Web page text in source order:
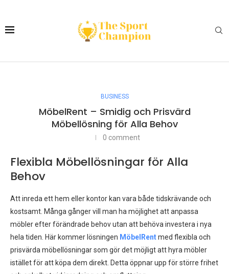
BUSINESS
MöbelRent – Smidig och Prisvärd
Möbellösning för Alla Behov
0 comment
Flexibla Möbellösningar för Alla
Behov
Att inreda ett hem eller kontor kan vara både tidskrävande och
kostsamt. Många gånger vill man ha möjlighet att anpassa
möbler efter förändrade behov utan att behöva investera i nya
hela tiden. Här kommer lösningen MöbelRentmed flexibla och
prisvärda möbellösningar som gör det möjligt att hyra möbler
istället för att köpa dem direkt. Detta öppnar upp för större frihet